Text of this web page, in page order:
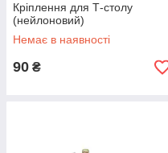
Кріплення для Т-столу
(нейлоновий)
Немає в наявності
90 ₴